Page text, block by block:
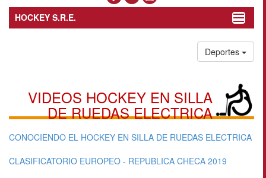
HOCKEY S.R.E.
Toggle
Deportes
VIDEOS HOCKEY EN SILLA
DE RUEDAS ELECTRICA
CONOCIENDO EL HOCKEY EN SILLA DE RUEDAS ELECTRICA
CLASIFICATORIO EUROPEO - REPUBLICA CHECA 2019